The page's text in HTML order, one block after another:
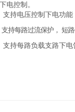
电控制。
支持电压控制下电功能
支持每路过流保护， 短
支持每路负载支路下电